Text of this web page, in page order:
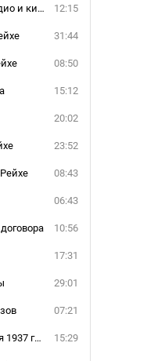
12:15
00038 Контроль над прессой,радио и кино
31:44
08:50
15:12
20:02
23:52
08:43
06:43
10:56
17:31
29:01
07:21
15:29
00050 Роковое решение 5 ноября 1937 года